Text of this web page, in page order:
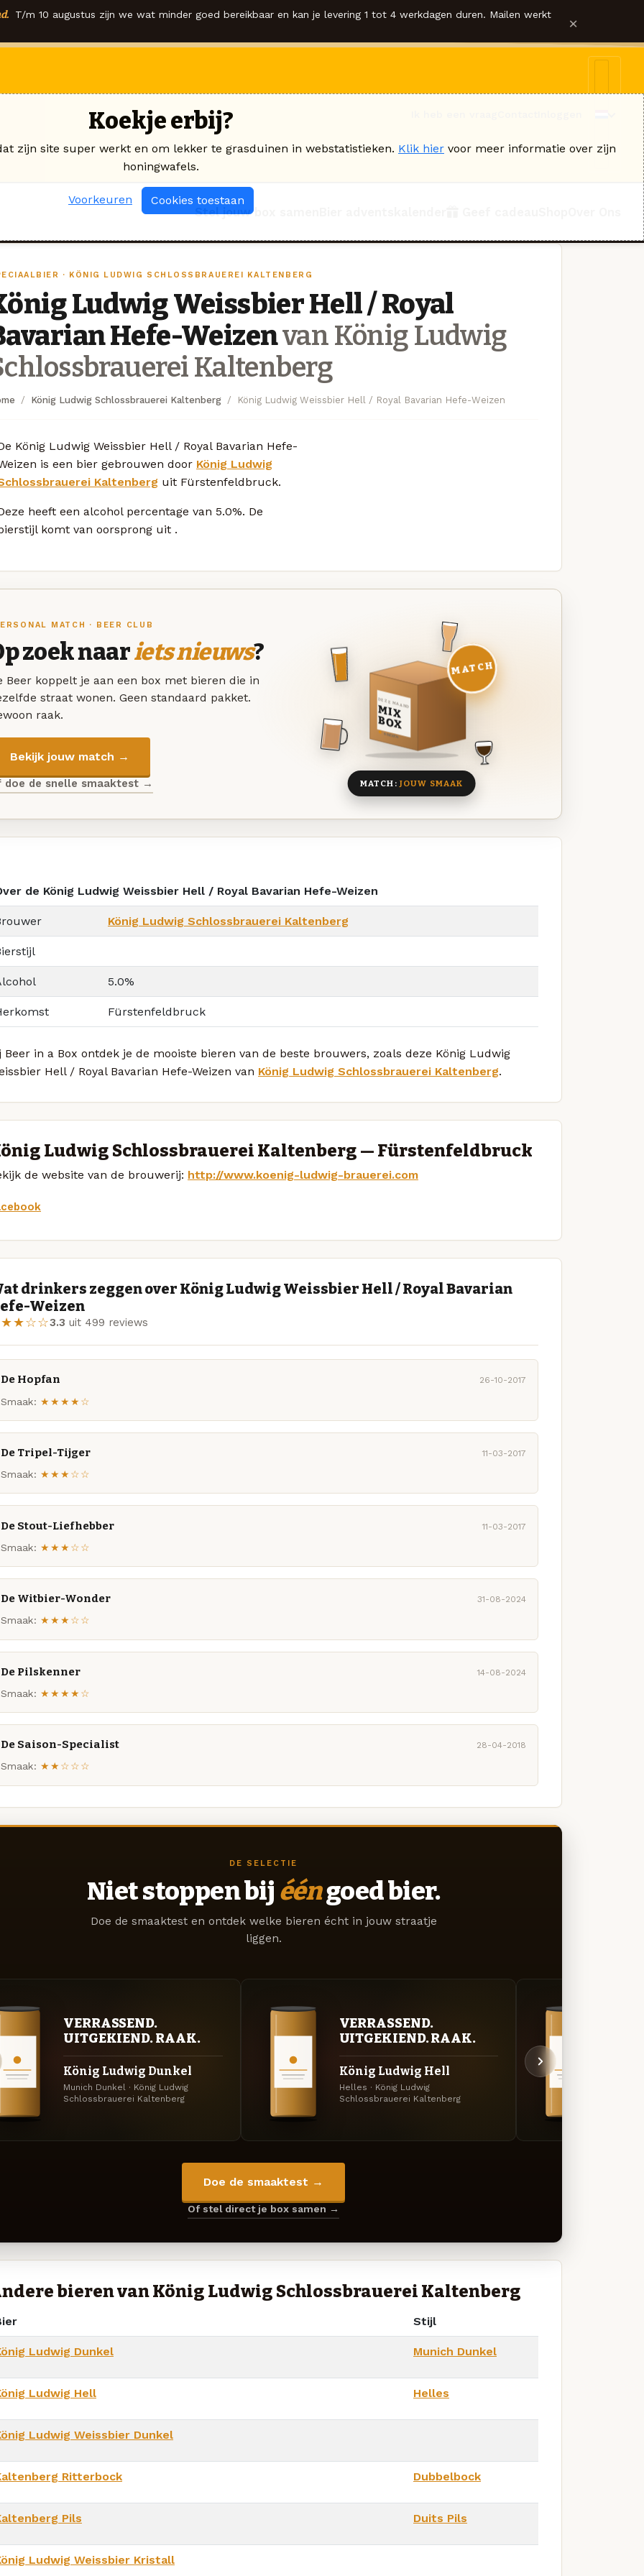
T/m 10 augustus zijn we wat minder goed bereikbaar en kan je levering 1 tot 4 werkdagen duren. Mailen werkt ×
Stel jouw box samen
· KÖNIG LUDWIG SCHLOSSBRAUEREI KALTENBERG
Ludwig Weissbier Hell / Royal
Hefe-Weizenvan König Ludwig
Kaltenberg
König Ludwig Schlossbrauerei Kaltenberg König Ludwig Weissbier Hell / Royal Bavarian Hefe-Weizen
König Ludwig Weissbier Hell / Royal Bavarian Hefe-
is een bier gebrouwen door König Ludwig
Kaltenberg uit Fürstenfeldbruck.
heeft een alcohol percentage van 5.0%. De
komt van oorsprong uit .
MATCH · BEER CLUB
zoek naariets nieuws?
Beer koppelt je aan een box met bieren die in
straat wonen. Geen standaard pakket.
raak.
Bekijk jouw match →
doe de snelle smaaktest →
DEZE MAAND
MIX
BOX
8 BIEREN
MATCH
MATCH: JOUW SMAAK
de König Ludwig Weissbier Hell / Royal Bavarian Hefe-Weizen
König Ludwig Schlossbrauerei Kaltenberg
5.0%
Fürstenfeldbruck
Beer in a Box ontdek je de mooiste bieren van de beste brouwers, zoals deze König Ludwig
Hell / Royal Bavarian Hefe-Weizen van König Ludwig Schlossbrauerei Kaltenberg.
Ludwig Schlossbrauerei Kaltenberg — Fürstenfeldbruck
de website van de brouwerij: http://www.koenig-ludwig-brauerei.com
drinkers zeggen over König Ludwig Weissbier Hell / Royal Bavarian
Weizen
3.3 uit 499 reviews
De Hopfan 26-10-2017
Smaak: ★★★★☆
De Tripel-Tijger 11-03-2017
Smaak: ★★★☆☆
De Stout-Liefhebber 11-03-2017
Smaak: ★★★☆☆
De Witbier-Wonder 31-08-2024
Smaak: ★★★☆☆
De Pilskenner 14-08-2024
Smaak: ★★★★☆
De Saison-Specialist 28-04-2018
Smaak: ★★☆☆☆
DE SELECTIE
Niet stoppen bij ééngoed bier.
Doe de smaaktest en ontdek welke bieren écht in jouw straatje
liggen.
VERRASSEND.
UITGEKIEND. RAAK.
König Ludwig Dunkel
Munich Dunkel · König Ludwig
Schlossbrauerei Kaltenberg
VERRASSEND.
UITGEKIEND. RAAK.
König Ludwig Hell
Helles · König Ludwig
Schlossbrauerei Kaltenberg
Doe de smaaktest →
Of stel direct je box samen →
bieren van König Ludwig Schlossbrauerei Kaltenberg
Stijl
Ludwig Dunkel Munich Dunkel
Ludwig Hell Helles
Ludwig Weissbier Dunkel
Ritterbock Dubbelbock
Pils Duits Pils
Ludwig Weissbier Kristall
Koekje erbij?
zijn site super werkt en om lekker te grasduinen in webstatistieken. Klik hier voor meer informatie over zijn
honingwafels.
Voorkeuren Cookies toestaan